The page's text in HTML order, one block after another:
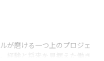
が磨ける一つ上のプロジェ
経験と将来を見据えた働き